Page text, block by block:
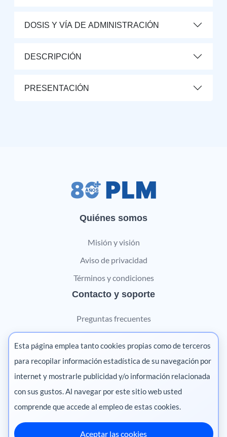
DOSIS Y VÍA DE ADMINISTRACIÓN
DESCRIPCIÓN
PRESENTACIÓN
Quiénes somos
Misión y visión
Aviso de privacidad
Términos y condiciones
Contacto y soporte
Preguntas frecuentes
Contáctanos
Marketing digital
Pharma
Esta página emplea tanto cookies propias como de terceros
para recopilar información estadística de su navegación por
internet y mostrarle publicidad y/o información relacionada
con sus gustos. Al navegar por este sitio web usted
comprende que accede al empleo de estas cookies.
Aceptar las cookies